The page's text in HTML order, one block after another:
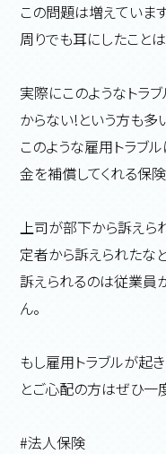
この問題は増えています
周りでも耳にしたこと
実際にこのようなトラ
からない!という方も多
このような雇用トラブ
金を補償してくれる保険
上司が部下から訴えら
定者から訴えられたな
訴えられるのは従業員
ん。
もし雇用トラブルが起き
とご心配の方はぜひ一
#法人保険